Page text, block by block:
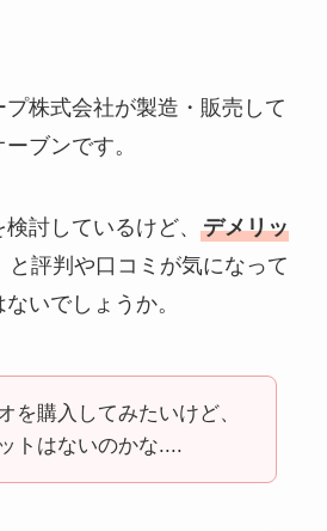
株式会社が製造・販売して
ブンです。
討しているけど、 デメリッ
と評判や口コミが気になって
いでしょうか。
を購入してみたいけど、
トはないのかな....